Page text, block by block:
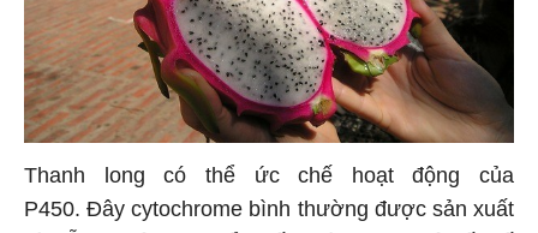
Thanh long có thể ức chế hoạt động của
P450. Đây cytochrome bình thường được sản xuất